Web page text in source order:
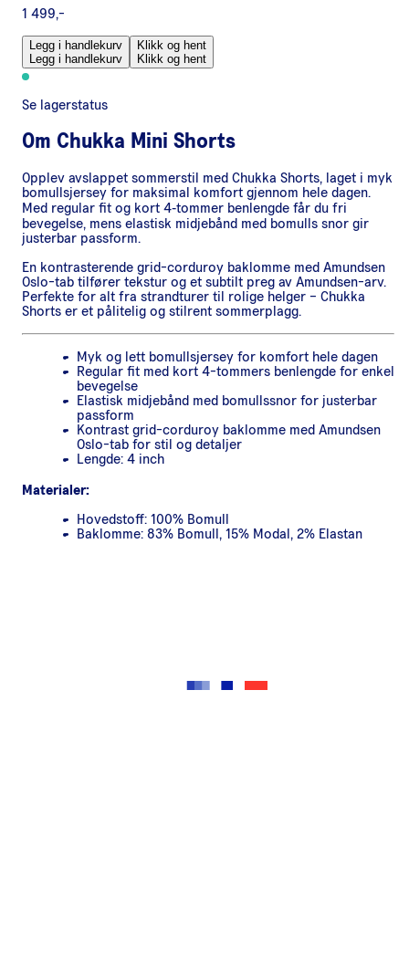
1 499,-
Legg i handlekurv
Legg i handlekurv
Klikk og hent
Klikk og hent
Se lagerstatus
Om Chukka Mini Shorts
Opplev avslappet sommerstil med Chukka Shorts, laget i myk
bomullsjersey for maksimal komfort gjennom hele dagen.
Med regular fit og kort 4‑tommer benlengde får du fri
bevegelse, mens elastisk midjebånd med bomulls snor gir
justerbar passform.
En kontrasterende grid-corduroy baklomme med Amundsen
Oslo-tab tilfører tekstur og et subtilt preg av Amundsen-arv.
Perfekte for alt fra strandturer til rolige helger – Chukka
Shorts er et pålitelig og stilrent sommerplagg.
Myk og lett bomullsjersey for komfort hele dagen
Regular fit med kort 4-tommers benlengde for enkel
bevegelse
Elastisk midjebånd med bomullssnor for justerbar
passform
Kontrast grid-corduroy baklomme med Amundsen
Oslo-tab for stil og detaljer
Lengde: 4 inch
Materialer:
Hovedstoff: 100% Bomull
Baklomme: 83% Bomull, 15% Modal, 2% Elastan